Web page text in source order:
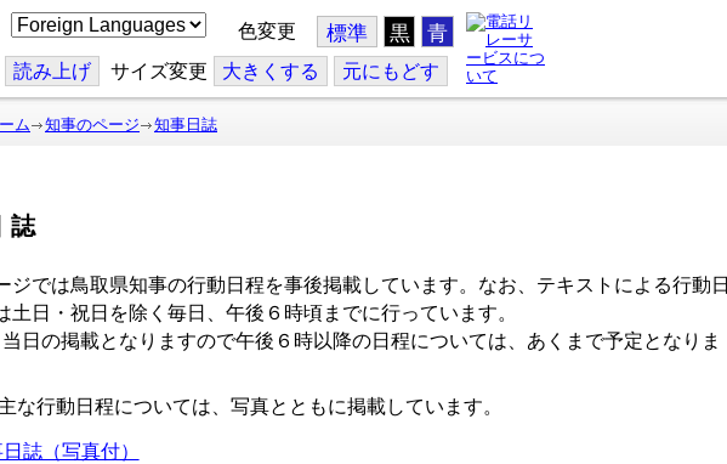
こ
の
ジ
翻
色変更 標準 黒 青
読み上げ サイズ変更 大きくする 元にもどす
ム 知事のページ 知事日誌
誌
では鳥取県知事の行動日程を事後掲載しています。なお、テキストによる行動日
土日・祝日を除く毎日、午後６時頃までに行っています。
日の掲載となりますので午後６時以降の日程については、あくまで予定となりま
な行動日程については、写真とともに掲載しています。
誌（写真付）